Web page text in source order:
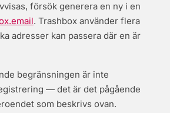
försök generera en ny i en
. Trashbox använder flera
adresser kan passera där en är
begränsningen är inte
— det är det pågående
som beskrivs ovan.